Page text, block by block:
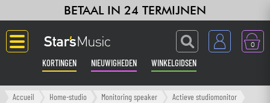
BETAAL IN 24 TERMIJNEN
0
KORTINGEN NIEUWIGHEDEN WINKELGIDSEN
Langue
Accueil Home-studio Monitoring speaker
Actieve studiomonitor